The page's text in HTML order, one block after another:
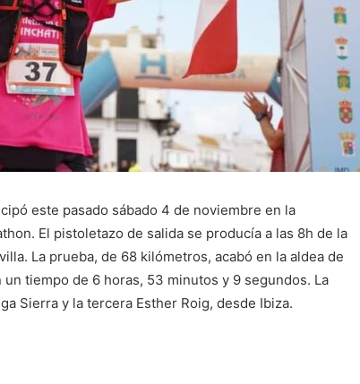
este pasado sábado 4 de noviembre en la
El pistoletazo de salida se producía a las 8h de la
La prueba, de 68 kilómetros, acabó en la aldea de
tiempo de 6 horas, 53 minutos y 9 segundos. La
Sierra y la tercera Esther Roig, desde Ibiza.